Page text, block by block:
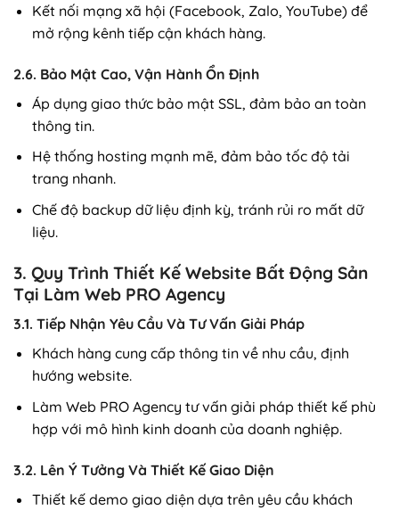
Kết nối mạng xã hội (Facebook, Zalo, YouTube) để
mở rộng kênh tiếp cận khách hàng.
2.6. Bảo Mật Cao, Vận Hành Ổn Định
Áp dụng giao thức bảo mật SSL, đảm bảo an toàn
thông tin.
Hệ thống hosting mạnh mẽ, đảm bảo tốc độ tải
trang nhanh.
Chế độ backup dữ liệu định kỳ, tránh rủi ro mất dữ
liệu.
3. Quy Trình Thiết Kế Website Bất Động Sản
Tại Làm Web PRO Agency
3.1. Tiếp Nhận Yêu Cầu Và Tư Vấn Giải Pháp
Khách hàng cung cấp thông tin về nhu cầu, định
hướng website.
Làm Web PRO Agency tư vấn giải pháp thiết kế phù
hợp với mô hình kinh doanh của doanh nghiệp.
3.2. Lên Ý Tưởng Và Thiết Kế Giao Diện
Thiết kế demo giao diện dựa trên yêu cầu khách